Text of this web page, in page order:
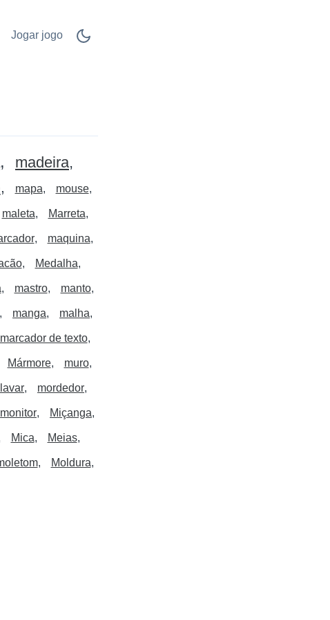
Jogar jogo
madeira
mapa mouse
maleta Marreta
maquina
Medalha
mastro manto
manga malha
marcador de texto
Mármore muro
mordedor
monitor Miçanga
Mica Meias
Moldura